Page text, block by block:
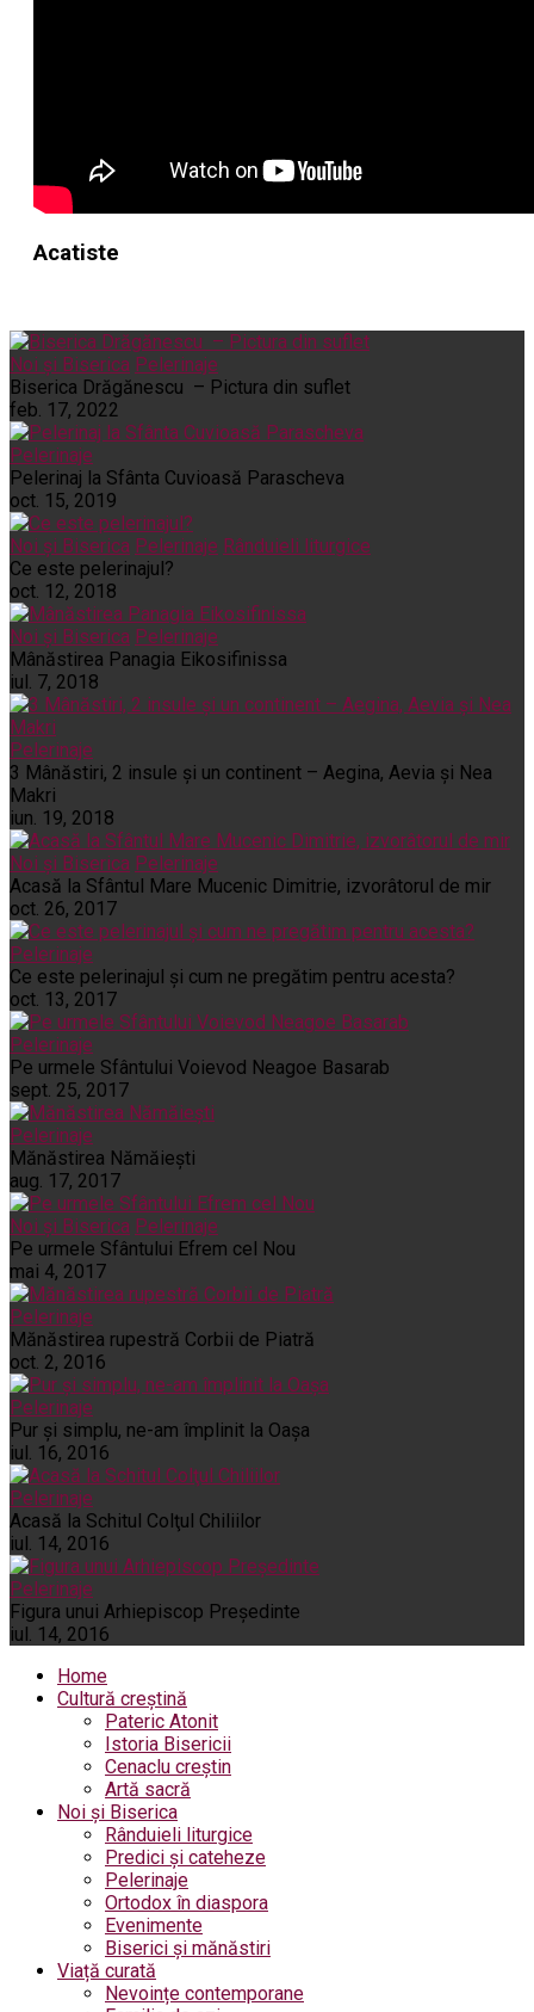
Acatiste
Noi și Biserica Pelerinaje
Biserica Drăgănescu – Pictura din suflet
feb. 17, 2022
Pelerinaje
Pelerinaj la Sfânta Cuvioasă Parascheva
oct. 15, 2019
Noi și Biserica Pelerinaje Rânduieli liturgice
Ce este pelerinajul?
oct. 12, 2018
Noi și Biserica Pelerinaje
Mânăstirea Panagia Eikosifinissa
iul. 7, 2018
Pelerinaje
3 Mânăstiri, 2 insule și un continent – Aegina, Aevia și Nea
Makri
iun. 19, 2018
Noi și Biserica Pelerinaje
Acasă la Sfântul Mare Mucenic Dimitrie, izvorâtorul de mir
oct. 26, 2017
Pelerinaje
Ce este pelerinajul şi cum ne pregătim pentru acesta?
oct. 13, 2017
Pelerinaje
Pe urmele Sfântului Voievod Neagoe Basarab
sept. 25, 2017
Pelerinaje
Mănăstirea Nămăiești
aug. 17, 2017
Noi și Biserica Pelerinaje
Pe urmele Sfântului Efrem cel Nou
mai 4, 2017
Pelerinaje
Mănăstirea rupestră Corbii de Piatră
oct. 2, 2016
Pelerinaje
Pur şi simplu, ne-am împlinit la Oaşa
iul. 16, 2016
Pelerinaje
Acasă la Schitul Colţul Chiliilor
iul. 14, 2016
Pelerinaje
Figura unui Arhiepiscop Preşedinte
iul. 14, 2016
Home
Cultură creștină
Pateric Atonit
Istoria Bisericii
Cenaclu creștin
Artă sacră
Noi și Biserica
Rânduieli liturgice
Predici și cateheze
Pelerinaje
Ortodox în diaspora
Evenimente
Biserici și mănăstiri
Viață curată
Nevoințe contemporane